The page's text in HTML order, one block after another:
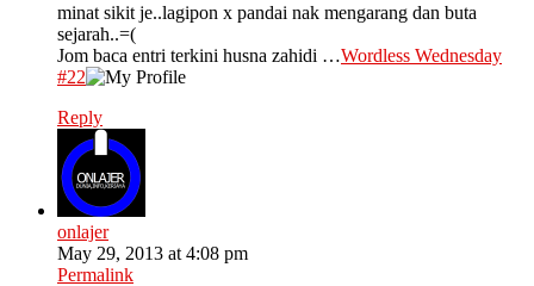
minat sikit je..lagipon x pandai nak mengarang dan buta
sejarah..=(
Jom baca entri terkini husna zahidi …Wordless Wednesday
#22
Reply
onlajer
May 29, 2013 at 4:08 pm
Permalink